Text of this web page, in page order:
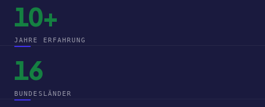
10+
JAHRE ERFAHRUNG
16
BUNDESLÄNDER